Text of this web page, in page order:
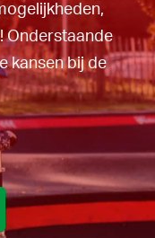
Onderstaande
kansen bij de